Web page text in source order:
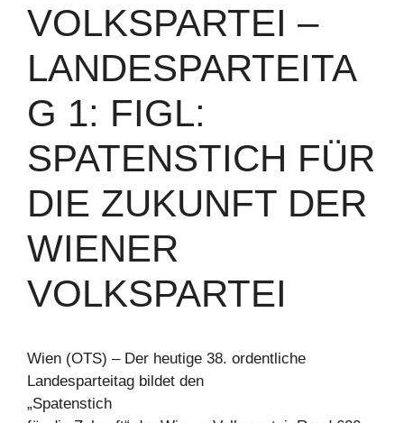
VOLKSPARTEI –
LANDESPARTEITA
G 1: FIGL:
SPATENSTICH FÜR
DIE ZUKUNFT DER
WIENER
VOLKSPARTEI
Wien (OTS) – Der heutige 38. ordentliche
Landesparteitag bildet den
„Spatenstich